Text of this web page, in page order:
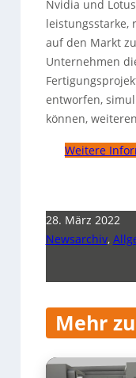
Nvidia und
leistungsstarke,
auf den Markt
Unternehmen
entworfen,
können,
Weitere
28. März 2022
Newsarchiv,
Mehr